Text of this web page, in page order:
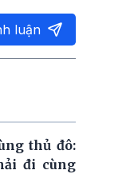
luận
thủ đô:
đi cùng